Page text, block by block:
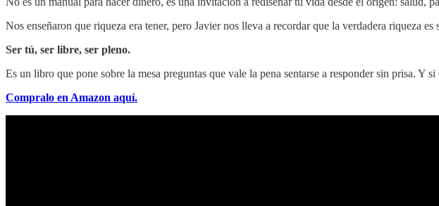
Nos enseñaron que riqueza era tener, pero Javier nos lleva a recordar que la verdadera riqueza es
Ser tú, ser libre, ser pleno.
Es un libro que pone sobre la mesa preguntas que vale la pena sentarse a responder sin prisa.
Compralo en Amazon aquí.